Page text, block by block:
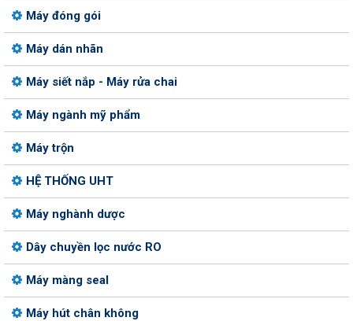
Máy đóng gói
Máy dán nhãn
Máy siết nắp - Máy rửa chai
Máy ngành mỹ phẩm
Máy trộn
HỆ THỐNG UHT
Máy nghành dược
Dây chuyền lọc nước RO
Máy màng seal
Máy hút chân không